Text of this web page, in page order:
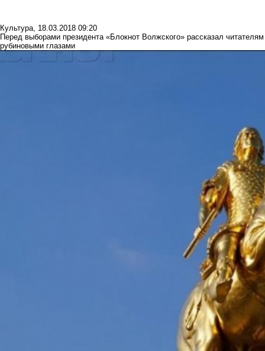
Культура, 18.03.2018 09:20
Перед выборами президента «Блокнот Волжского» рассказал
рубиновыми глазами